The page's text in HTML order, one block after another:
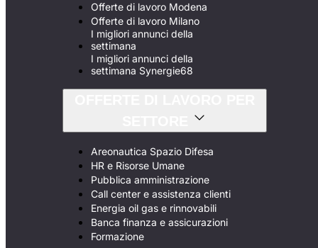
Offerte di lavoro Modena
Offerte di lavoro Milano
I migliori annunci della
settimana
I migliori annunci della
settimana Synergie68
Areonautica Spazio Difesa
HR e Risorse Umane
Pubblica amministrazione
Call center e assistenza clienti
Energia oil gas e rinnovabili
Banca finanza e assicurazioni
Formazione